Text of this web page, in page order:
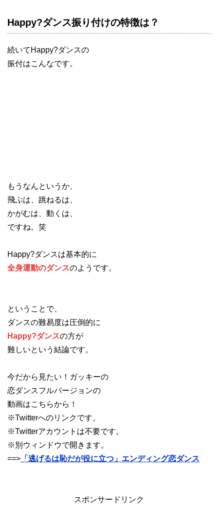
Happy?ダンス振り付けの特徴は？
続いてHappy?ダンスの
振付はこんなです。
もうなんというか、
飛ぶは、跳ねるは、
かがむは、動くは、
ですね。笑
Happy?ダンスは基本的に
全身運動のダンスのようです。
ということで、
ダンスの難易度は圧倒的に
Happy?ダンスの方が
難しいという結論です。
今だから見たい！ガッキーの
恋ダンスフルバージョンの
動画はこちらから！
※Twitterへのリンクです。
※Twitterアカウントは不要です。
※別ウィンドウで開きます。
==> 「逃げるは恥だが役に立つ」エンディング恋ダンス
スポンサードリンク